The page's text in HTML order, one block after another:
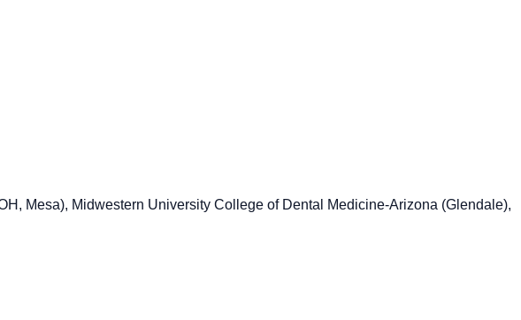
Mesa), Midwestern University College of Dental Medicine-Arizona (Glendale),